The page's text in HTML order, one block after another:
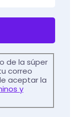
de la súper
correo
aceptar la
y